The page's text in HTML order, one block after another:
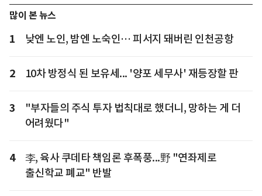
많이 본 뉴스
1 낮엔 노인, 밤엔 노숙인… 피서지 돼버린 인천공항
2 10차 방정식 된 보유세... '양포 세무사' 재등장할 판
3
"부자들의 주식 투자 법칙대로 했더니, 망하는 게 더
어려웠다"
4
李, 육사 쿠데타 책임론 후폭풍...野 "연좌제로
출신학교 폐교" 반발